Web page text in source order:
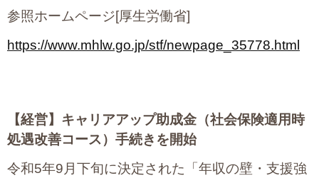
参照ホームページ[厚生労働省]
https://www.mhlw.go.jp/stf/newpage_35778.html
【経営】 キャリアアップ助成金（社会保険適用時
処遇改善コース）手続きを開始
令和5年9月下旬に決定された「年収の壁・支援強